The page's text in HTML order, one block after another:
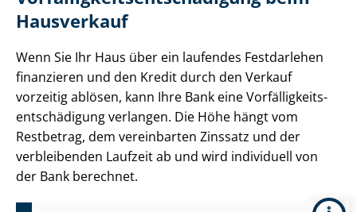
Hausverkauf
Wenn Sie Ihr Haus über ein laufendes Festdarlehen
finanzieren und den Kredit durch den Verkauf
vorzeitig ablösen, kann Ihre Bank eine Vor­fäl­lig­keits­
ent­schä­di­gung verlangen. Die Höhe hängt vom
Restbetrag, dem vereinbarten Zinssatz und der
verbleibenden Laufzeit ab und wird individuell von
der Bank berechnet.